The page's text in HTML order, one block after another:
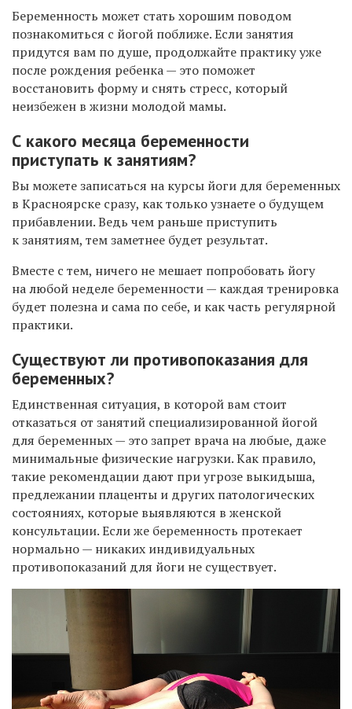
Беременность может стать хорошим поводом
познакомиться с йогой поближе. Если занятия
придутся вам по душе, продолжайте практику уже
после рождения ребенка — это поможет
восстановить форму и снять стресс, который
неизбежен в жизни молодой мамы.
С какого месяца беременности
приступать к занятиям?
Вы можете записаться на курсы йоги для беременных
в Красноярске сразу, как только узнаете о будущем
прибавлении. Ведь чем раньше приступить
к занятиям, тем заметнее будет результат.
Вместе с тем, ничего не мешает попробовать йогу
на любой неделе беременности — каждая тренировка
будет полезна и сама по себе, и как часть регулярной
практики.
Существуют ли противопоказания для
беременных?
Единственная ситуация, в которой вам стоит
отказаться от занятий специализированной йогой
для беременных — это запрет врача на любые, даже
минимальные физические нагрузки. Как правило,
такие рекомендации дают при угрозе выкидыша,
предлежании плаценты и других патологических
состояниях, которые выявляются в женской
консультации. Если же беременность протекает
нормально — никаких индивидуальных
противопоказаний для йоги не существует.